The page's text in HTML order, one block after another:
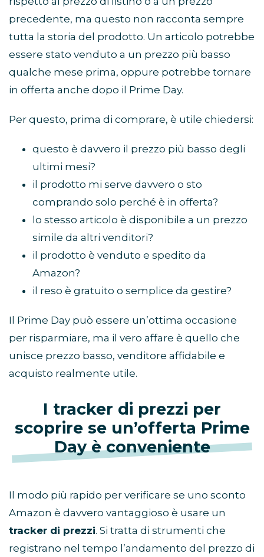
precedente, ma questo non racconta sempre
tutta la storia del prodotto. Un articolo potrebbe
essere stato venduto a un prezzo più basso
qualche mese prima, oppure potrebbe tornare
in offerta anche dopo il Prime Day.
Per questo, prima di comprare, è utile chiedersi:
questo è davvero il prezzo più basso degli
ultimi mesi?
il prodotto mi serve davvero o sto
comprando solo perché è in offerta?
lo stesso articolo è disponibile a un prezzo
simile da altri venditori?
il prodotto è venduto e spedito da
Amazon?
il reso è gratuito o semplice da gestire?
Il Prime Day può essere un’ottima occasione
per risparmiare, ma il vero affare è quello che
unisce prezzo basso, venditore affidabile e
acquisto realmente utile.
I tracker di prezzi per
scoprire se un’offerta Prime
Day è conveniente
Il modo più rapido per verificare se uno sconto
Amazon è davvero vantaggioso è usare un
tracker di prezzi. Si tratta di strumenti che
registrano nel tempo l’andamento del prezzo di